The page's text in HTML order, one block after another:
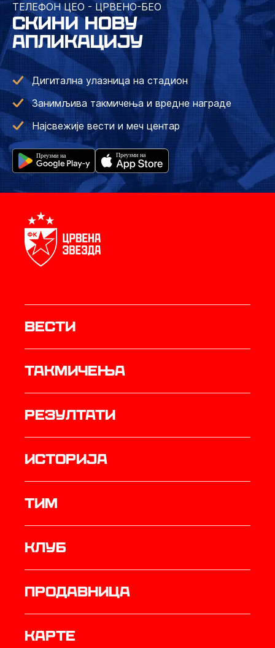
ТЕЛЕФОН ЦЕО - ЦРВЕНО-БЕО
СКИНИ НОВУ
АПЛИКАЦИЈУ
Дигитална улазница на стадион
Занимљива такмичења и вредне награде
Најсвежије вести и меч центар
Вести
Такмичења
резултати
историја
ТИМ
Клуб
продавница
Карте